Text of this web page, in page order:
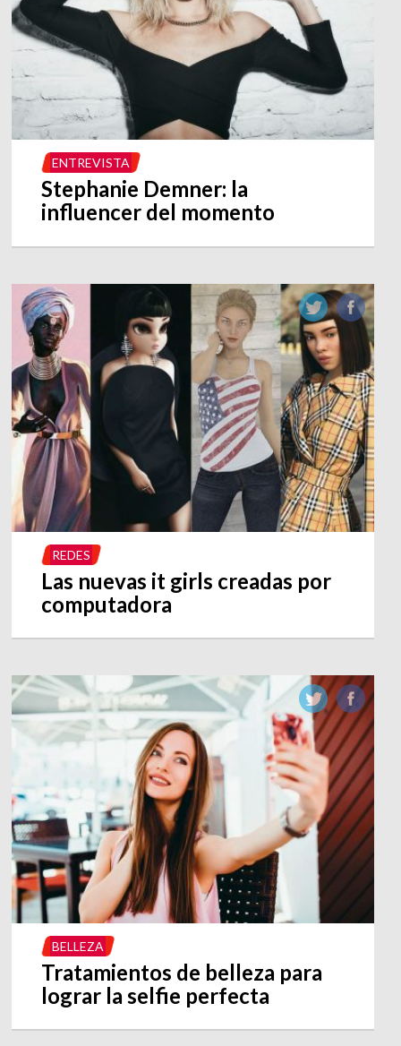
ENTREVISTA
Stephanie Demner: la
influencer del momento
REDES
Las nuevas it girls creadas por
computadora
BELLEZA
Tratamientos de belleza para
lograr la selfie perfecta